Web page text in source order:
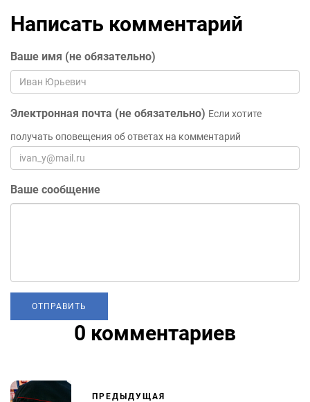
Написать комментарий
Ваше имя (не обязательно)
Электронная почта (не обязательно) Если хотите
получать оповещения об ответах на комментарий
Ваше сообщение
0 комментариев
ПРЕДЫДУЩАЯ